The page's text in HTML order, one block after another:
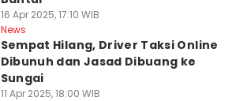
16 Apr 2025, 17:10 WIB
News
Sempat Hilang, Driver Taksi Online
Dibunuh dan Jasad Dibuang ke
Sungai
11 Apr 2025, 18:00 WIB